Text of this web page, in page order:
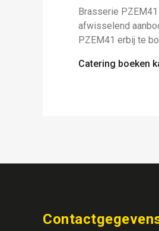
Brasserie
afwisselend
PZEM41 erbij te
Catering boeken